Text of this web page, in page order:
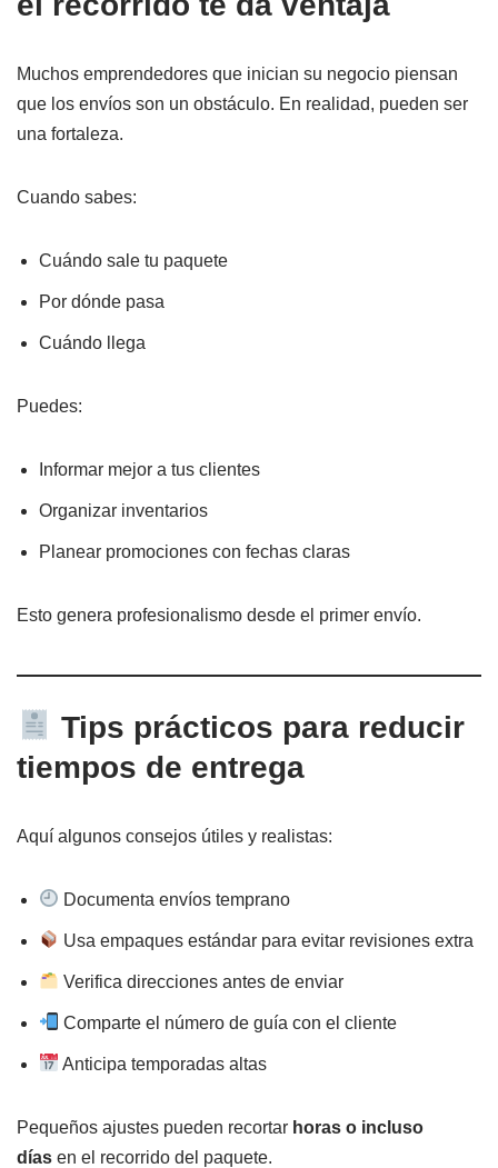
Muchos emprendedores que inician su negocio piensan
que los envíos son un obstáculo. En realidad, pueden ser
una fortaleza.
Cuando sabes:
Cuándo sale tu paquete
Por dónde pasa
Cuándo llega
Puedes:
Informar mejor a tus clientes
Organizar inventarios
Planear promociones con fechas claras
Esto genera profesionalismo desde el primer envío.
Tips prácticos para reducir
tiempos de entrega
Aquí algunos consejos útiles y realistas:
Documenta envíos temprano
Usa empaques estándar para evitar revisiones extra
Verifica direcciones antes de enviar
Comparte el número de guía con el cliente
Anticipa temporadas altas
Pequeños ajustes pueden recortar horas o incluso
días en el recorrido del paquete.